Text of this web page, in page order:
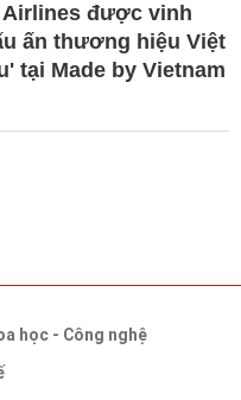
Airlines được vinh
ấn thương hiệu Việt
tại Made by Vietnam
học - Công nghệ